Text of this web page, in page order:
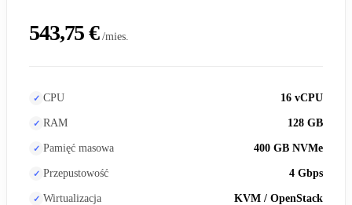
543,75 € /mies.
CPU 16 vCPU
RAM 128 GB
Pamięć masowa 400 GB NVMe
Przepustowość 4 Gbps
Wirtualizacja KVM / OpenStack